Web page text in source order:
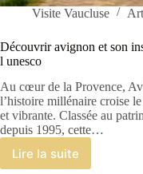
Visite Vaucluse
Découvrir avignon et son
l unesco
Au cœur de la Provence,
l’histoire millénaire croise
et vibrante. Classée au
depuis 1995, cette…
Lire la suite
Découvrir